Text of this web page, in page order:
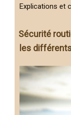
Explications et
Sécurité
les